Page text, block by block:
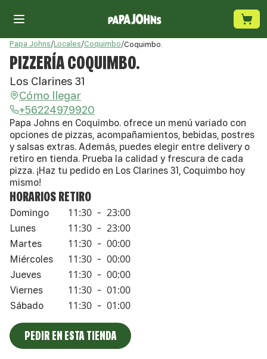
Papa Johns/Locales/Coquimbo/Coquimbo.
PIZZERÍA COQUIMBO.
Los Clarines 31
Cómo llegar
+56224979920
Papa Johns en Coquimbo. ofrece un menú variado con
opciones de pizzas, acompañamientos, bebidas, postres
y salsas extras. Además, puedes elegir entre delivery o
retiro en tienda. Prueba la calidad y frescura de cada
pizza. ¡Haz tu pedido en Los Clarines 31, Coquimbo hoy
mismo!
HORARIOS RETIRO
Domingo 11:30 - 23:00
Lunes 11:30 - 23:00
Martes 11:30 - 00:00
Miércoles 11:30 - 00:00
Jueves 11:30 - 00:00
Viernes 11:30 - 01:00
Sábado 11:30 - 01:00
PEDIR EN ESTA TIENDA